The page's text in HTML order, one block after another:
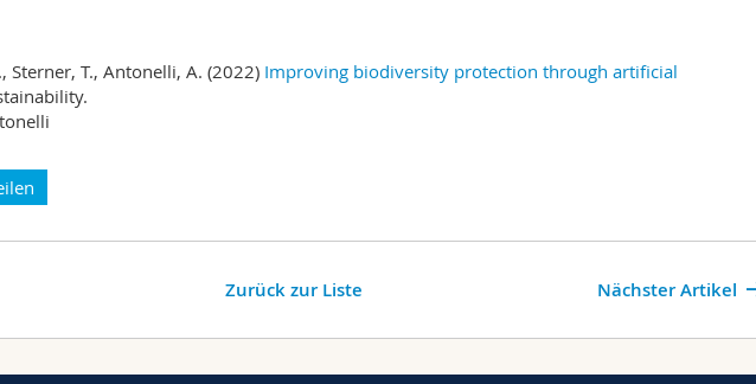
Sterner, T., Antonelli, A. (2022) Improving biodiversity protection through artificial
Nächster Artikel
Zurück zur Liste